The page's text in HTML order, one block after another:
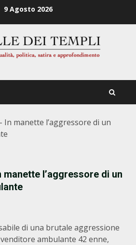
9 Agosto 2026
In manette l’aggressore di un
manette l’aggressore di un
di una brutale aggressione
ambulante 42 enne,